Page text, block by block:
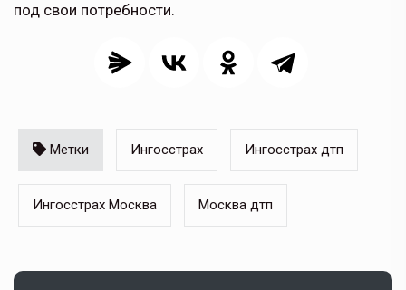
под свои потребности.
Метки Ингосстрах Ингосстрах дтп
Ингосстрах Москва Москва дтп